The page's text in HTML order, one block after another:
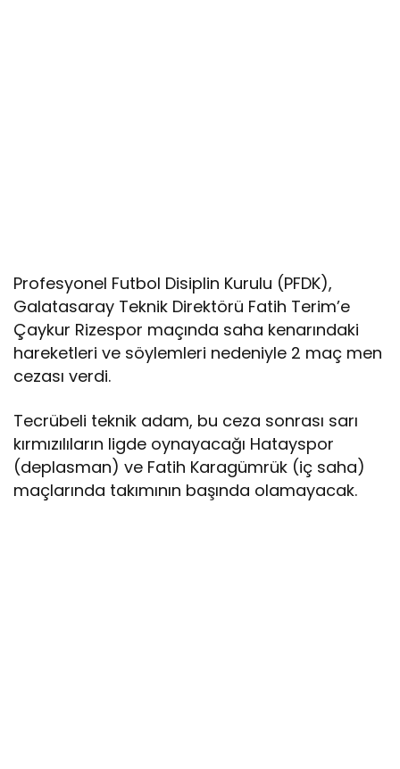
Profesyonel Futbol Disiplin Kurulu (PFDK),
Galatasaray Teknik Direktörü Fatih Terim’e
Çaykur Rizespor maçında saha kenarındaki
hareketleri ve söylemleri nedeniyle 2 maç men
cezası verdi.
Tecrübeli teknik adam, bu ceza sonrası sarı
kırmızılıların ligde oynayacağı Hatayspor
(deplasman) ve Fatih Karagümrük (iç saha)
maçlarında takımının başında olamayacak.